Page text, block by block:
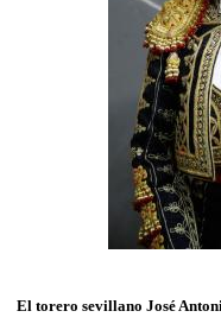
El torero sevillano José